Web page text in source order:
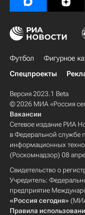
Футбол Фигурное
Спецпроекты
Версия 2023.1 Beta
© 2026 МИА «Россия
Вакансии
Сетевое издание РИА
в Федеральной службе
информационных
(Роскомнадзор) 08
Свидетельство о
Учредитель:
предприятие
«Россия сегодня»
Правила